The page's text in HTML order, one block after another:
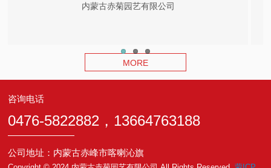
内蒙古赤菊园艺有限公司
MORE
咨询电话
0476-5822882，13664763188
公司地址：内蒙古赤峰市喀喇沁旗